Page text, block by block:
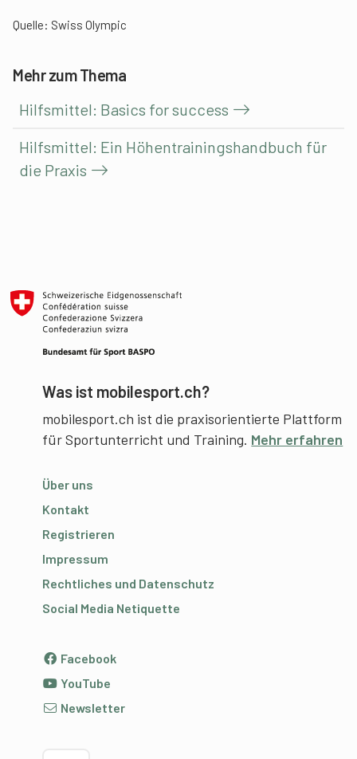
Quelle: Swiss Olympic
Mehr zum Thema
Hilfsmittel: Basics for success
Hilfsmittel: Ein Höhentrainingshandbuch für
die Praxis
Was ist mobilesport.ch?
mobilesport.ch ist die praxisorientierte Plattform
für Sportunterricht und Training. Mehr erfahren
Über uns
Kontakt
Registrieren
Impressum
Rechtliches und Datenschutz
Social Media Netiquette
Facebook
YouTube
Newsletter